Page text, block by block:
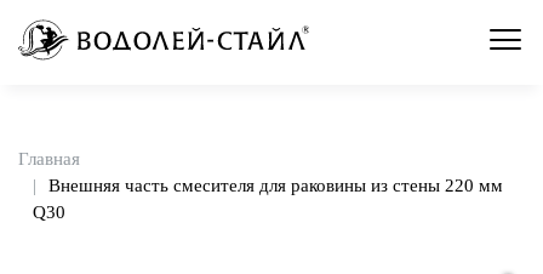
Главная
Внешняя часть смесителя для раковины из стены 220 мм
Q30